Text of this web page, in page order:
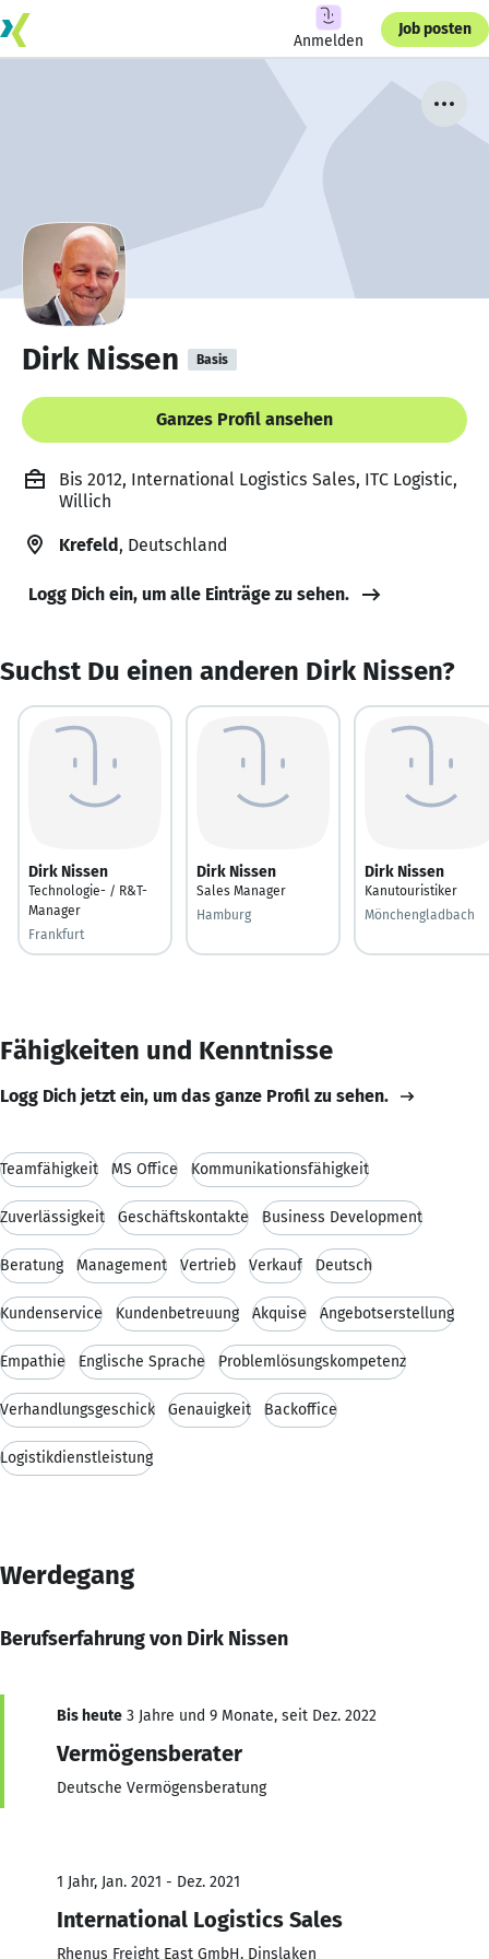
Anmelden
Job posten
Dirk Nissen Basis
Ganzes Profil ansehen
Bis 2012, International Logistics Sales, ITC Logistic,
Willich
Krefeld, Deutschland
Logg Dich ein, um alle Einträge zu sehen.
Suchst Du einen anderen Dirk Nissen?
Dirk Nissen
Technologie- / R&T-
Manager
Frankfurt
Dirk Nissen
Sales Manager
Hamburg
Dirk Nissen
Kanutouristiker
Mönchengladbach
Fähigkeiten und Kenntnisse
Logg Dich jetzt ein, um das ganze Profil zu sehen.
Teamfähigkeit MS Office Kommunikationsfähigkeit
Zuverlässigkeit Geschäftskontakte Business Development
Beratung Management Vertrieb Verkauf Deutsch
Kundenservice Kundenbetreuung Akquise Angebotserstellung
Empathie Englische Sprache Problemlösungskompetenz
Verhandlungsgeschick Genauigkeit Backoffice
Logistikdienstleistung
Werdegang
Berufserfahrung von Dirk Nissen
Bis heute 3 Jahre und 9 Monate, seit Dez. 2022
Vermögensberater
Deutsche Vermögensberatung
1 Jahr, Jan. 2021 - Dez. 2021
International Logistics Sales
Rhenus Freight East GmbH, Dinslaken